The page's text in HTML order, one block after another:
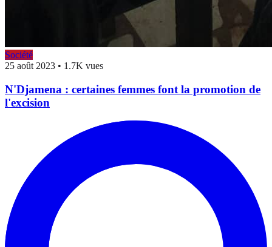
Société
25 août 2023 • 1.7K vues
N'Djamena : certaines femmes font la promotion de
l'excision